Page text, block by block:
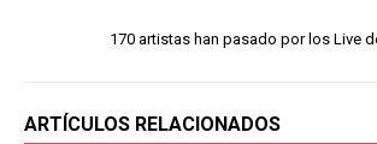
170 artistas han pasado por los Live
ARTÍCULOS RELACIONADOS